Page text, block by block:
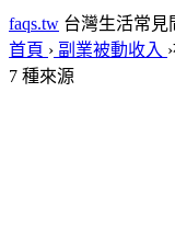
faqs.tw 台灣生活常見
首頁 › 副業被動收入 ›
7 種來源